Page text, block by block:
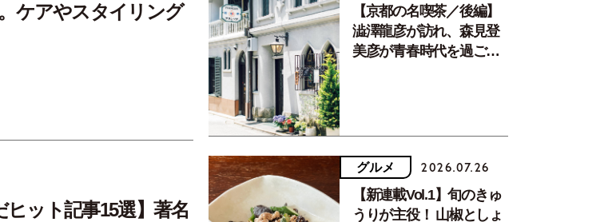
ケアやスタイリング
ヒット記事15選】著名
【京都の名喫茶／後編】
澁澤龍彦が訪れ、森見登
美彦が青春時代を過ごし
グルメ 2026.07.26
【新連載Vol.1】旬のきゅ
うりが主役！ 山椒としょ